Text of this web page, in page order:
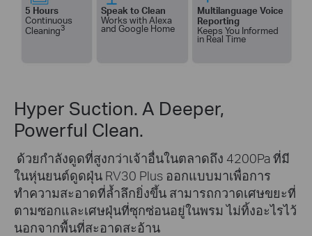
5 Hours
Continuous
Cleaning3
Speak to Clean
Works with Alexa
and Google Home
Multilanguage Voice
Reporting
Keeps You Informed
in Real Time
Hyper Suction. A Deeper,
Powerful Clean.
ด้วยกำลังดูดที่สูงกว่าเจ้าอื่นในตลาดถึง 4200Pa ที่มี
ในหุ่นยนต์ดูดฝุ่น RV30 Plus ออกแบบมาเพื่อการ
ทำความสะอาดที่ล้ำลึกยิ่งขึ้น สามารถกวาดเศษขยะที่
ตามซอกและเศษฝุ่นที่ซุกซ่อนอยู่ในพรม ไม่ทิ้งอะไรไว้
นอกจากพื้นที่สะอาดสะอ้าน